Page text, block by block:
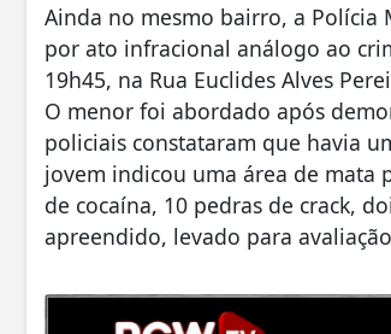
Ainda no mesmo bairro, a Polícia
por ato infracional análogo ao
19h45, na Rua Euclides Alves
O menor foi abordado após
policiais constataram que havia
jovem indicou uma área de mata
de cocaína, 10 pedras de crack,
apreendido, levado para